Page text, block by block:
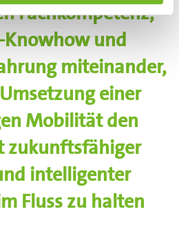
Fachkompetenz,
und
miteinander,
einer
Mobilität den
zukunftsfähiger
intelligenter
Fluss zu halten